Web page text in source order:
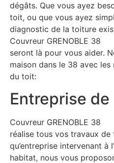
dégâts. Que vous ayez
toit, ou que vous ayez
diagnostic de la toiture
Couvreur GRENOBLE 38
seront là pour vous aider.
maison dans le 38 avec les
du toit:
Entreprise
Couvreur GRENOBLE 38
réalise tous vos travaux de
qu’entreprise intervenant à
habitat, nous vous